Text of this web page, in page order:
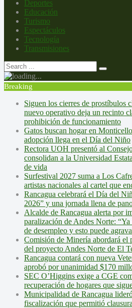
Deportes
Educación
Turismo
Espectáculos
Tecnología
Transmisiones
Breaking
Siguen los cierres de prostíbulos
nuevo operativo deja un recinto
prohibición de funcionamiento
Gatos buscan hogar en
adopción llega en el Día del Niño
Rectora UOH presentó al
consolidan a la Universidad
de vida
Surfestival 2027 suma a Los
artistas nacionales al cartel que
Rancagua celebrará el Día del
2026” y una jornada llena de
Alcalde de Rancagua alerta por
paralización de Andes Norte:
de desempleo y esto puede
Comisión de Minería abordará el
del proyecto Andes Norte de El
Rancagua contará con nueva
aprobó por unanimidad $170
SEC O’Higgins exige a CGE
recuperación de hogares que
Municipalidad de Rancagua
fiscalización que permitió